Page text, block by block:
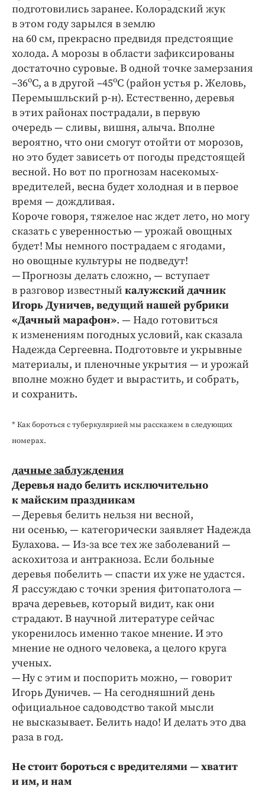
подготовились заранее. Колорадский жук
в этом году зарылся в землю
на 60 см, прекрасно предвидя предстоящие
холода. А морозы в области зафиксированы
достаточно суровые. В одной точке замерзания
–36оС, а в другой –45оС (район устья р. Желовь,
Перемышльский р‑н). Естественно, деревья
в этих районах пострадали, в первую
очередь — сливы, вишня, алыча. Вполне
вероятно, что они смогут отойти от морозов,
но это будет зависеть от погоды предстоящей
весной. Но вот по прогнозам насекомых-
вредителей, весна будет холодная и в первое
время — дождливая.
Короче говоря, тяжелое нас ждет лето, но могу
сказать с уверенностью — урожай овощных
будет! Мы немного пострадаем с ягодами,
но овощные культуры не подведут!
— Прогнозы делать сложно, — вступает
в разговор известный калужский дачник
Игорь Дуничев, ведущий нашей рубрики
«Дачный марафон». — Надо готовиться
к изменениям погодных условий, как сказала
Надежда Сергеевна. Подготовьте и укрывные
материалы, и пленочные укрытия — и урожай
вполне можно будет и вырастить, и собрать,
и сохранить.
* Как бороться с туберкулярией мы расскажем в следующих
номерах.
дачные заблуждения
Деревья надо белить исключительно
к майским праздникам
— Деревья белить нельзя ни весной,
ни осенью, — категорически заявляет Надежда
Булахова. — Из-за все тех же заболеваний —
аскохитоза и антракноза. Если больные
деревья побелить — спасти их уже не удастся.
Я рассуждаю с точки зрения фитопатолога —
врача деревьев, который видит, как они
страдают. В научной литературе сейчас
укоренилось именно такое мнение. И это
мнение не одного человека, а целого круга
ученых.
— Ну с этим и поспорить можно, — говорит
Игорь Дуничев. — На сегодняшний день
официальное садоводство такой мысли
не высказывает. Белить надо! И делать это два
раза в год.
Не стоит бороться с вредителями — хватит
и им, и нам